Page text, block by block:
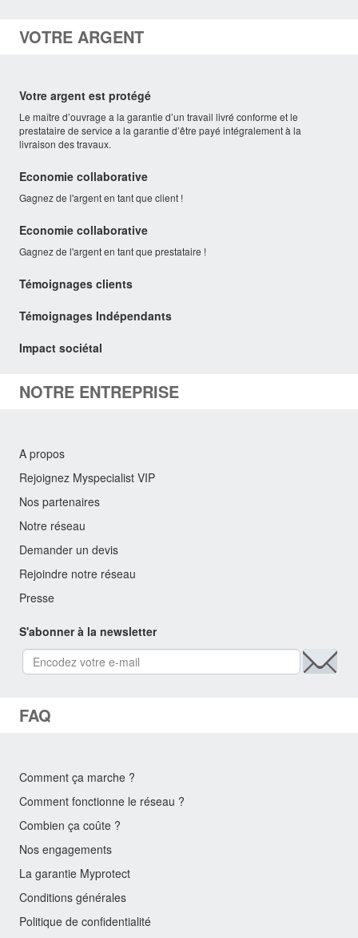
VOTRE ARGENT
Votre argent est protégé
Le maître d’ouvrage a la garantie d’un travail livré conforme et le
prestataire de service a la garantie d’être payé intégralement à la
livraison des travaux.
Economie collaborative
Gagnez de l'argent en tant que client !
Economie collaborative
Gagnez de l'argent en tant que prestataire !
Témoignages clients
Témoignages Indépendants
Impact sociétal
NOTRE ENTREPRISE
A propos
Rejoignez Myspecialist VIP
Nos partenaires
Notre réseau
Demander un devis
Rejoindre notre réseau
Presse
S'abonner à la newsletter
FAQ
Comment ça marche ?
Comment fonctionne le réseau ?
Combien ça coûte ?
Nos engagements
La garantie Myprotect
Conditions générales
Politique de confidentialité